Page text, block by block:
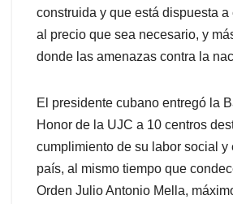
construida y que está dispuesta
al precio que sea necesario, y
donde las amenazas contra la
El presidente cubano entregó la
Honor de la UJC a 10 centros
cumplimiento de su labor social y
país, al mismo tiempo que
Orden Julio Antonio Mella,